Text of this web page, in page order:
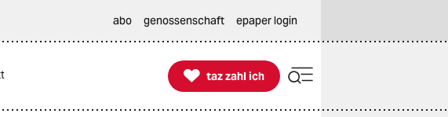
abo genossenschaft epaper login

taz zahl ich
taz zahl ich